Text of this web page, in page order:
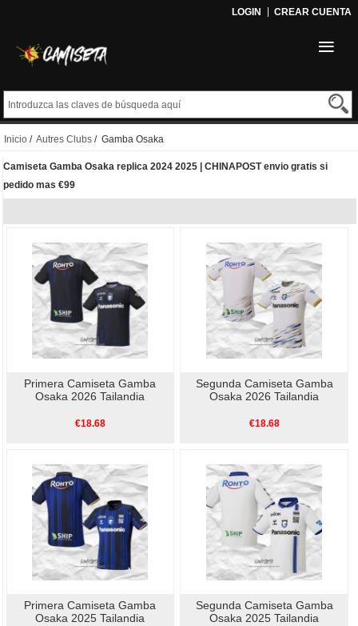
LOGIN CREAR CUENTA
Inicio / Autres Clubs / Gamba Osaka
Camiseta Gamba Osaka replica 2024 2025 | CHINAPOST envio gratis si
pedido mas €99
Primera Camiseta Gamba
Osaka 2026 Tailandia
€18.68
Segunda Camiseta Gamba
Osaka 2026 Tailandia
€18.68
Primera Camiseta Gamba
Osaka 2025 Tailandia
Segunda Camiseta Gamba
Osaka 2025 Tailandia